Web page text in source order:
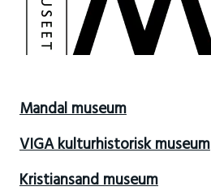
Mandal museum
VIGA kulturhistorisk museum
Kristiansand museum